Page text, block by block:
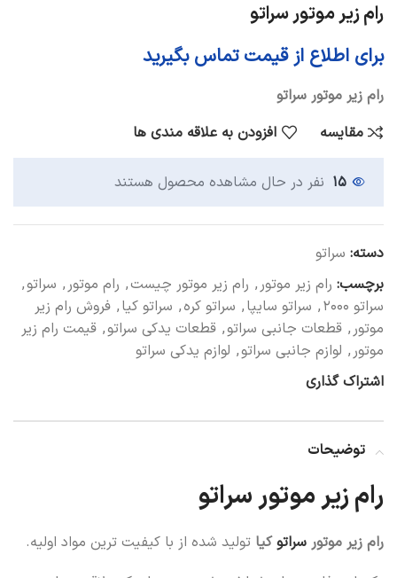
رام زیر موتور سراتو
برای اطلاع از قیمت تماس بگیرید
رام زیر موتور سراتو
مقایسه
افزودن به علاقه مندی ها
۱۵ نفر در حال مشاهده محصول هستند
دسته: سراتو
برچسب: رام زیر موتور, رام زیر موتور چیست, رام موتور, سراتو,
سراتو ۲۰۰۰
, سراتو سایپا, سراتو کره, سراتو کیا, فروش رام زیر
موتور, قطعات جانبی سراتو, قطعات یدکی سراتو, قیمت رام زیر
موتور, لوازم جانبی سراتو, لوازم یدکی سراتو
اشتراک گذاری
توضیحات
رام زیر موتور سراتو
رام زیر موتور سراتو کیا تولید شده از با کیفیت ترین مواد اولیه.